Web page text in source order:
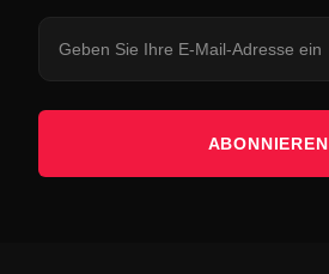
ABONNIEREN